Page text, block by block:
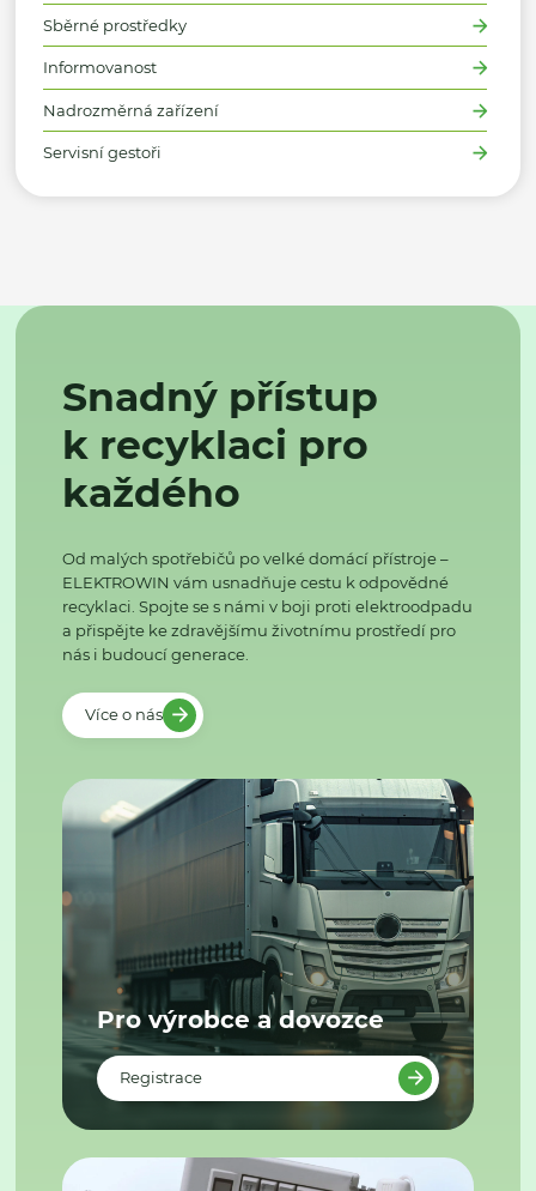
Sběrné prostředky
Informovanost
Nadrozměrná zařízení
Servisní gestoři
Snadný přístup
k recyklaci pro
každého
Od malých spotřebičů po velké domácí přístroje –
ELEKTROWIN vám usnadňuje cestu k odpovědné
recyklaci. Spojte se s námi v boji proti elektroodpadu
a přispějte ke zdravějšímu životnímu prostředí pro
nás i budoucí generace.
Více o nás
Pro výrobce a dovozce
Registrace